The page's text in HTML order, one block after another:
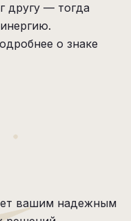
другу — тогда
о знаке
вашим надежным